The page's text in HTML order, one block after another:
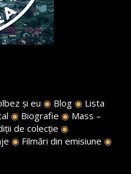
și eu ◉ Blog ◉ Lista
◉ Biografie ◉ Mass –
de colecție ◉
◉ Filmări din emisiune ◉